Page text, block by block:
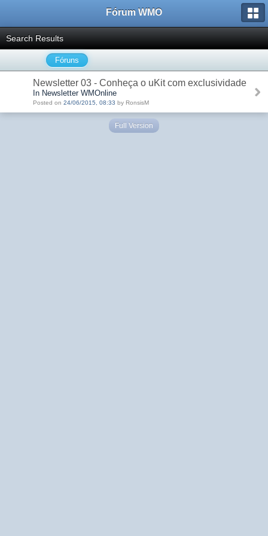
Fórum WMO
Search Results
Fóruns
Newsletter 03 - Conheça o uKit com exclusividade
In Newsletter WMOnline
Posted on 24/06/2015, 08:33 by RonsisM
Full Version